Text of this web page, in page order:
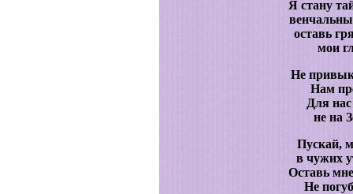
Я стану
оставь
мои
Не
Нам
Для
не на
Пускай,
в чужих
Оставь
Не